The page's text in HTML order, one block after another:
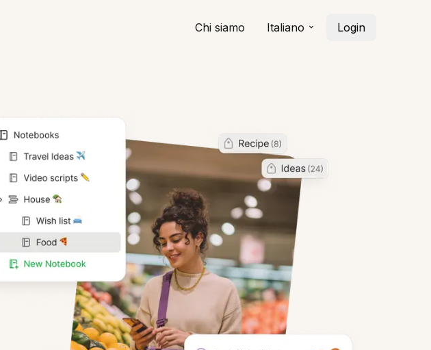
Chi siamo Italiano Login